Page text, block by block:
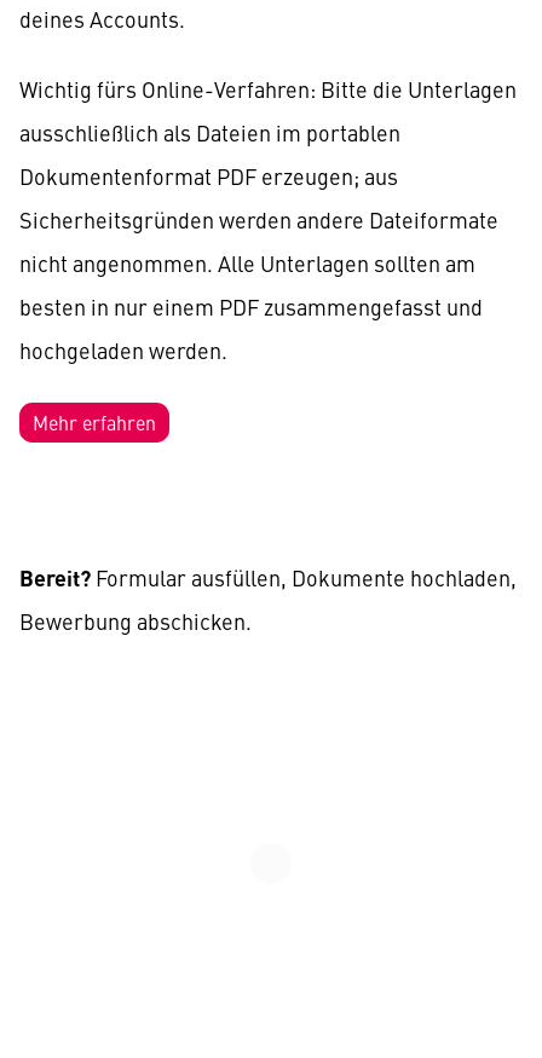
deines Accounts.
Wichtig fürs Online-Verfahren: Bitte die Unterlagen
ausschließlich als Dateien im portablen
Dokumentenformat PDF erzeugen; aus
Sicherheitsgründen werden andere Dateiformate
nicht angenommen. Alle Unterlagen sollten am
besten in nur einem PDF zusammengefasst und
hochgeladen werden.
Mehr erfahren
Bereit? Formular ausfüllen, Dokumente hochladen,
Bewerbung abschicken.